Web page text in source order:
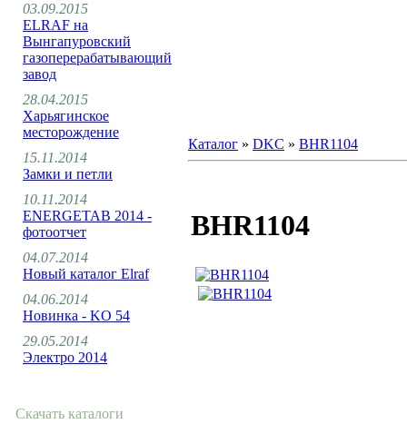
03.09.2015
ELRAF на
Вынгапуровский
газоперерабатывающий
завод
28.04.2015
Харьягинское
месторождение
15.11.2014
Замки и петли
10.11.2014
ENERGETAB 2014 -
фотоотчет
04.07.2014
Новый каталог Elraf
04.06.2014
Новинка - KO 54
29.05.2014
Электро 2014
Скачать каталоги
Каталог » DKC » BHR1104
BHR1104